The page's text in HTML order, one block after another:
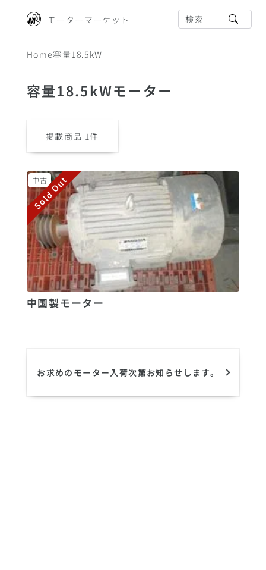
モーターマーケット 検索
Home容量18.5kW
容量18.5kWモーター
掲載商品 1件
中国製モーター
中古
Sold Out
お求めのモーター入荷次第お知らせします。